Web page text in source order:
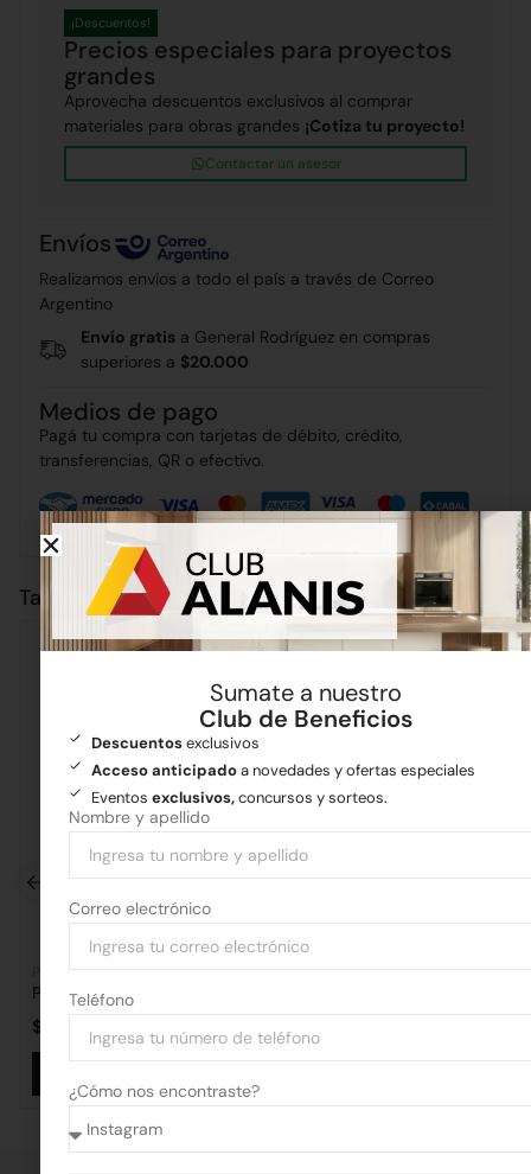
Precios especiales para proyectos
grandes
¡Descuentos!
Aprovecha descuentos exclusivos al comprar
materiales para obras grandes ¡Cotiza tu proyecto!
Contactar un asesor
Envíos
Realizamos envíos a todo el país a través de Correo
Argentino
Envío gratis a General Rodríguez en compras
superiores a $20.000
Medios de pago
Pagá tu compra con tarjetas de débito, crédito,
transferencias, QR o efectivo.
También puede interesarte
Pisos y revestimientos
$ 25.739,82 por m2
Pisos y revestimientos
Sumate a nuestro
Club de Beneficios
Descuentosexclusivos
Acceso anticipadoa novedades y ofertas especiales
Eventos exclusivos,concursos y sorteos.
Nombre y apellido
Correo electrónico
Teléfono
¿Cómo nos encontraste?